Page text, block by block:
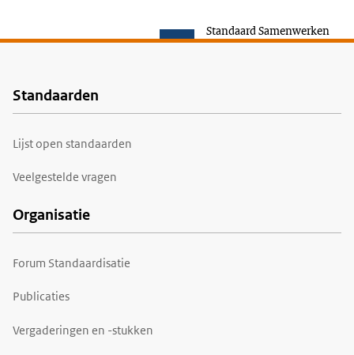
Standaard Samenwerken
Voet
Standaarden
Lijst open standaarden
Veelgestelde vragen
Organisatie
Forum Standaardisatie
Publicaties
Vergaderingen en -stukken